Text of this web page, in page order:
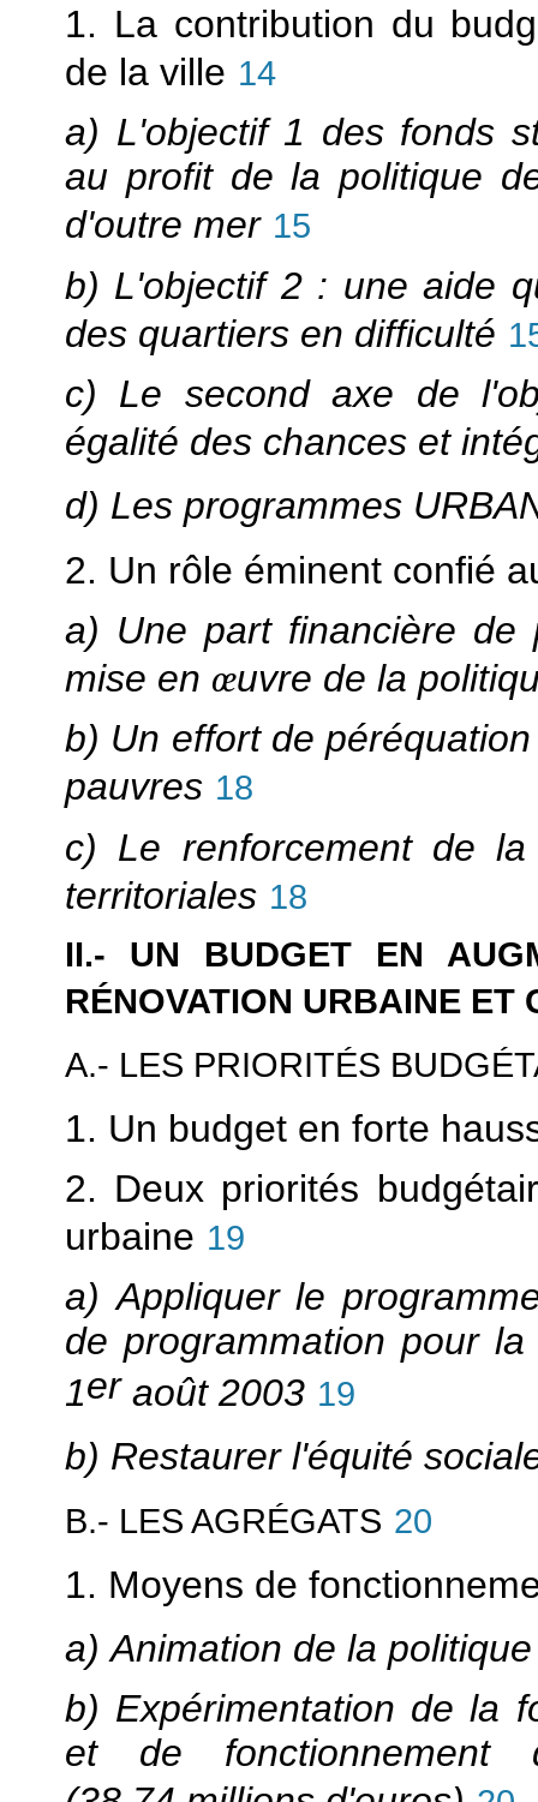
1. La contribution du
de la ville 14
a) L'objectif 1 des fonds
au profit de la politique
d'outre mer 15
b) L'objectif 2 : une aide
des quartiers en difficulté
c) Le second axe de
égalité des chances et
d) Les programmes
2. Un rôle éminent confié
a) Une part financière de
mise en œuvre de la
b) Un effort de
pauvres 18
c) Le renforcement de
territoriales 18
II.- UN BUDGET EN
RÉNOVATION URBAINE ET
A.- LES PRIORITÉS
1. Un budget en forte
2. Deux priorités
urbaine 19
a) Appliquer le
de programmation pour
1eraoût 2003 19
b) Restaurer l'équité
B.- LES AGRÉGATS 20
1. Moyens de
a) Animation de la
b) Expérimentation de la
et de